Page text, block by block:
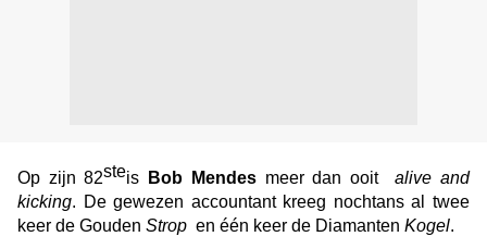
Op zijn 82steis Bob Mendes meer dan ooit
alive and
kicking. De gewezen accountant kreeg nochtans al twee
keer de Gouden Strop en één keer de Diamanten Kogel.